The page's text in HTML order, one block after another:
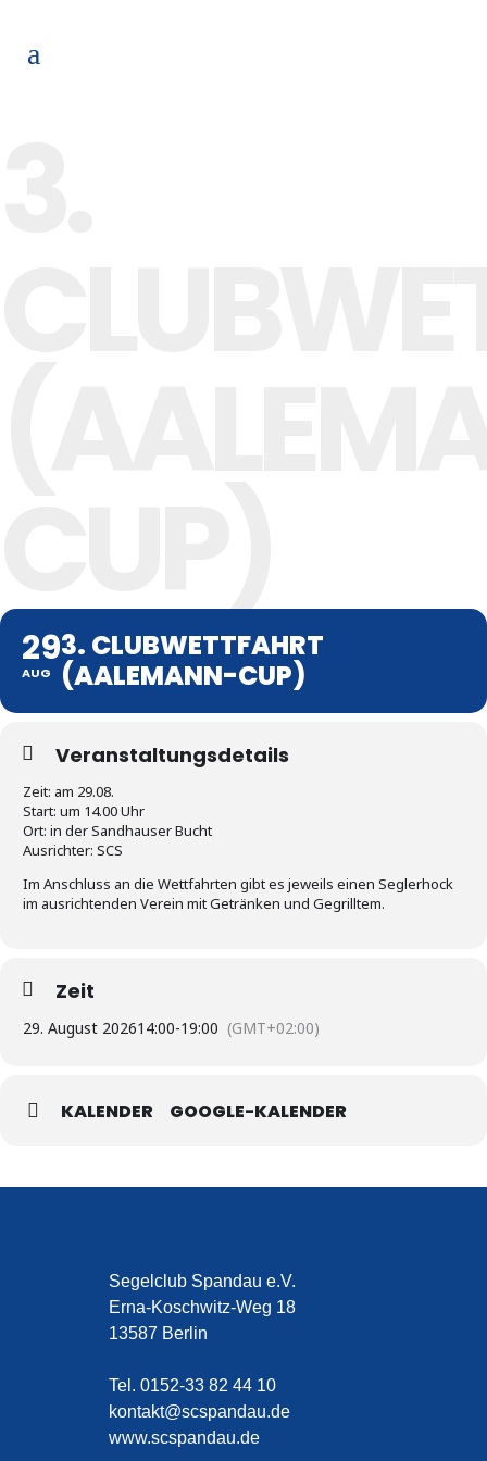
29
AUG
3. CLUBWETTFAHRT
(AALEMANN-CUP)
Veranstaltungsdetails
Zeit: am 29.08.
Start: um 14.00 Uhr
Ort: in der Sandhauser Bucht
Ausrichter: SCS
Im Anschluss an die Wettfahrten gibt es jeweils einen Seglerhock
im ausrichtenden Verein mit Getränken und Gegrilltem.
Zeit
29. August 202614:00-19:00 (GMT+02:00)
KALENDER GOOGLE-KALENDER
Segelclub Spandau e.V.
Erna-Koschwitz-Weg 18
13587 Berlin
Tel. 0152-33 82 44 10
kontakt@scspandau.de
www.scspandau.de